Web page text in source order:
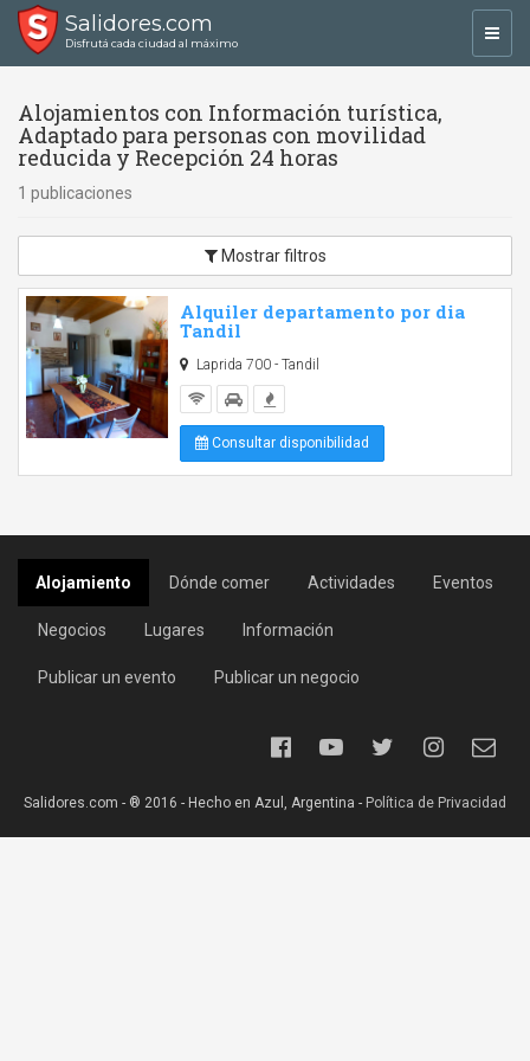
Salidores.com
Disfrutá cada ciudad al máximo
Alojamientos con Información turística,
Adaptado para personas con movilidad
reducida y Recepción 24 horas
1 publicaciones
Mostrar filtros
Alquiler departamento por dia
Tandil
Laprida 700 - Tandil
Consultar disponibilidad
Alojamiento Dónde comer Actividades Eventos
Negocios Lugares Información
Publicar un evento Publicar un negocio
Salidores.com - ® 2016 - Hecho en Azul, Argentina - Política de Privacidad